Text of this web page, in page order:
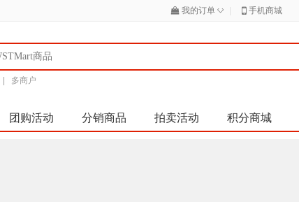
我的订单 ◇ 手机商城
多商户
团购活动 分销商品 拍卖活动 积分商城